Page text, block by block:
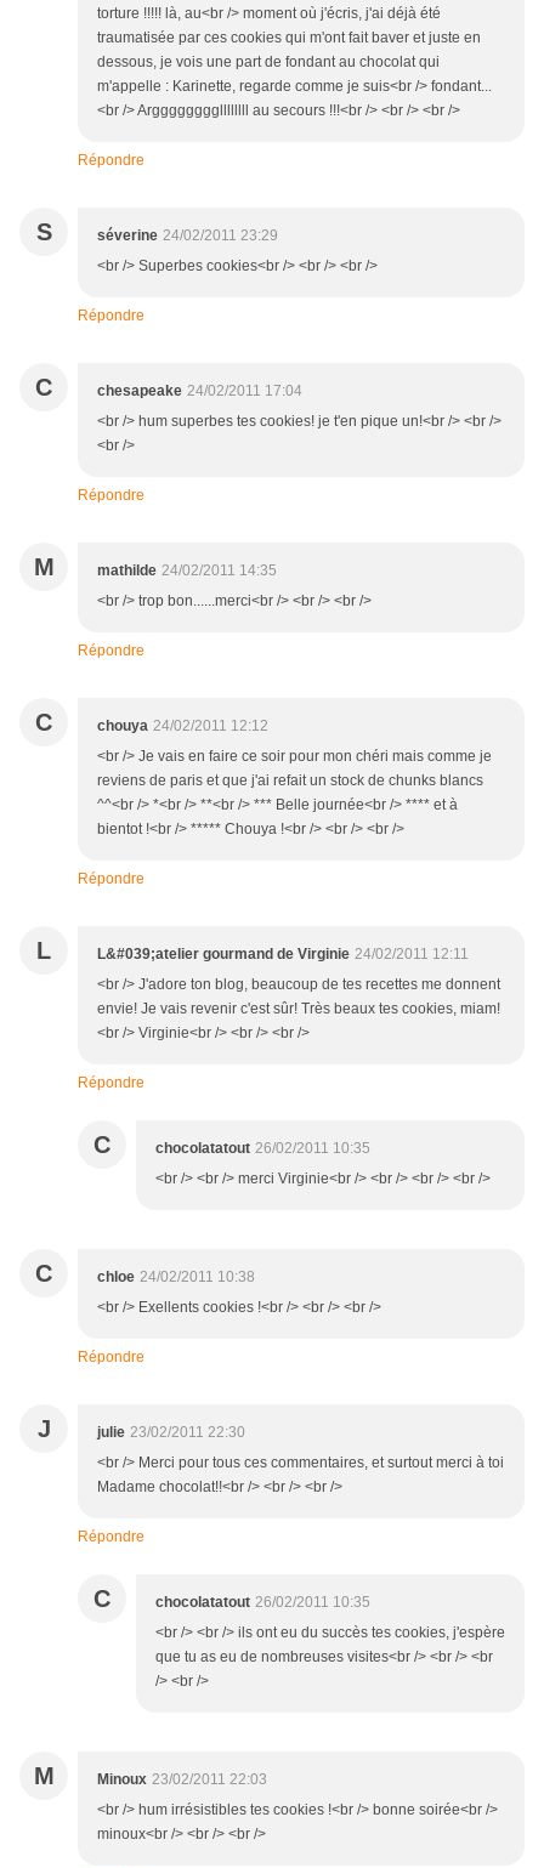
torture !!!!! là, au<br /> moment où j'écris, j'ai déjà été
traumatisée par ces cookies qui m'ont fait baver et juste en
dessous, je vois une part de fondant au chocolat qui
m'appelle : Karinette, regarde comme je suis<br /> fondant...
<br /> Arggggggggllllllll au secours !!!<br /> <br /> <br />
Répondre
S séverine 24/02/2011 23:29
<br /> Superbes cookies<br /> <br /> <br />
Répondre
C chesapeake 24/02/2011 17:04
<br /> hum superbes tes cookies! je t'en pique un!<br /> <br />
<br />
Répondre
M mathilde 24/02/2011 14:35
<br /> trop bon......merci<br /> <br /> <br />
Répondre
C chouya 24/02/2011 12:12
<br /> Je vais en faire ce soir pour mon chéri mais comme je
reviens de paris et que j'ai refait un stock de chunks blancs
^^<br /> *<br /> **<br /> *** Belle journée<br /> **** et à
bientot !<br /> ***** Chouya !<br /> <br /> <br />
Répondre
L L&#039;atelier gourmand de Virginie 24/02/2011 12:11
<br /> J'adore ton blog, beaucoup de tes recettes me donnent
envie! Je vais revenir c'est sûr! Très beaux tes cookies, miam!
<br /> Virginie<br /> <br /> <br />
Répondre
C chocolatatout 26/02/2011 10:35
<br /> <br /> merci Virginie<br /> <br /> <br /> <br />
C chloe 24/02/2011 10:38
<br /> Exellents cookies !<br /> <br /> <br />
Répondre
J julie 23/02/2011 22:30
<br /> Merci pour tous ces commentaires, et surtout merci à toi
Madame chocolat!!<br /> <br /> <br />
Répondre
C chocolatatout 26/02/2011 10:35
<br /> <br /> ils ont eu du succès tes cookies, j'espère
que tu as eu de nombreuses visites<br /> <br /> <br
/> <br />
M Minoux 23/02/2011 22:03
<br /> hum irrésistibles tes cookies !<br /> bonne soirée<br />
minoux<br /> <br /> <br />